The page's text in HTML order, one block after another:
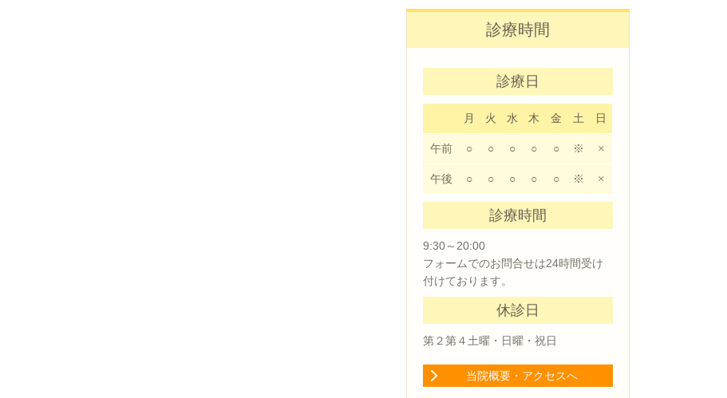
診療時間
診療日
月 火 水 木 金 土 日
午前 ○ ○ ○ ○ ○ ※ ×
午後 ○ ○ ○ ○ ○ ※ ×
診療時間
9:30～20:00
フォームでのお問合せは24時間受け
付けております。
休診日
第２第４土曜・日曜・祝日
当院概要・アクセスへ